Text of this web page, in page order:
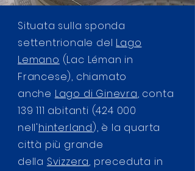
Situata sulla sponda
settentrionale del Lago
Lemano (Lac Léman in
Francese), chiamato
anche Lago di Ginevra, conta
139 111 abitanti (424 000
nell'hinterland), è la quarta
città più grande
della Svizzera, preceduta in